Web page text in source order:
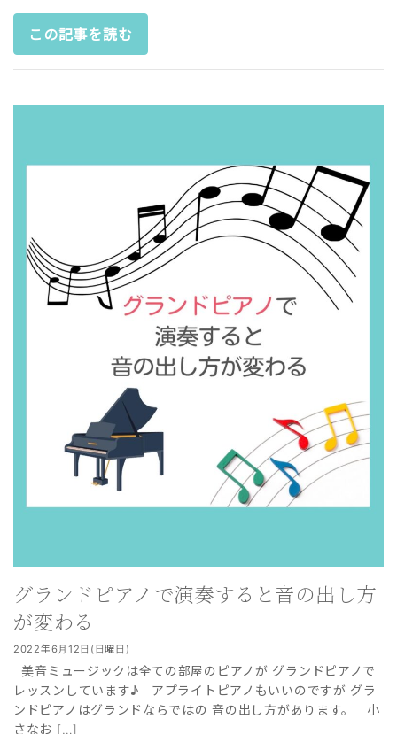
この記事を読む
グランドピアノで演奏すると音の出し方
が変わる
2022年6月12日(日曜日)
美音ミュージックは全ての部屋のピアノが グランドピアノで
レッスンしています♪ アプライトピアノもいいのですが グラ
ンドピアノはグランドならではの 音の出し方があります。 小
さなお […]